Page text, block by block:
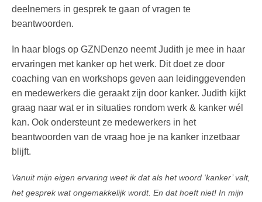
deelnemers in gesprek te gaan of vragen te
beantwoorden.
In haar blogs op GZNDenzo neemt Judith je mee in haar
ervaringen met kanker op het werk. Dit doet ze door
coaching van en workshops geven aan leidinggevenden
en medewerkers die geraakt zijn door kanker. Judith kijkt
graag naar wat er in situaties rondom werk & kanker wél
kan. Ook ondersteunt ze medewerkers in het
beantwoorden van de vraag hoe je na kanker inzetbaar
blijft.
Vanuit mijn eigen ervaring weet ik dat als het woord ‘kanker’ valt,
het gesprek wat ongemakkelijk wordt. En dat hoeft niet! In mijn